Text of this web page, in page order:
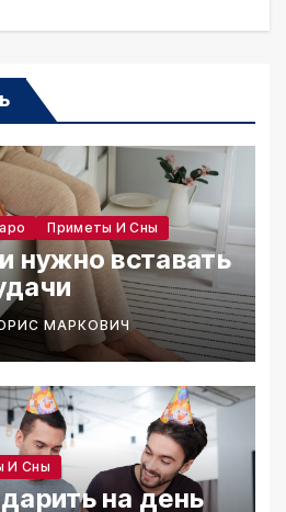
Приметы И Сны
нужно вставать
МАРКОВИЧ
И Сны
на день